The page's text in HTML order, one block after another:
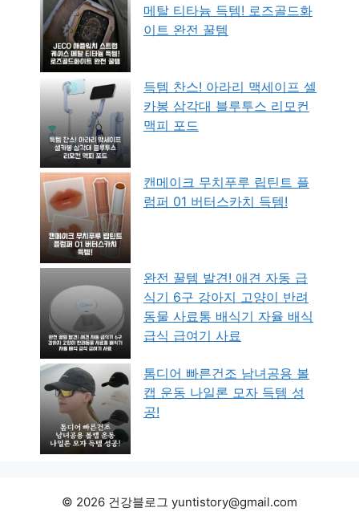
메탈 티타늄 득템! 로즈골드화
이트 완전 꿀템
득템 찬스! 아라리 맥세이프 셀
카봉 삼각대 블루투스 리모컨
맥피 포드
캔메이크 무치푸루 립틴트 플
럼퍼 01 버터스카치 득템!
완전 꿀템 발견! 애견 자동 급
식기 6구 강아지 고양이 반려
동물 사료통 배식기 자율 배식
급식 급여기 사료
톰디어 빠른건조 남녀공용 볼
캡 운동 나일론 모자 득템 성
공!
© 2026 건강블로그 yuntistory@gmail.com